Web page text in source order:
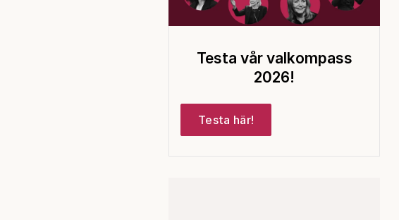
Testa vår valkompass
2026!
Testa här!